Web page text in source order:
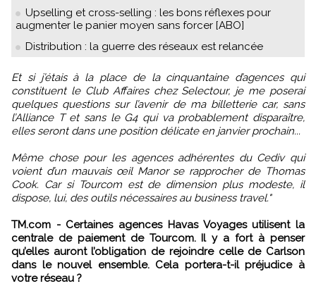
Upselling et cross-selling : les bons réflexes pour
augmenter le panier moyen sans forcer [ABO]
Distribution : la guerre des réseaux est relancée
Et si j’étais à la place de la cinquantaine d’agences qui
constituent le Club Affaires chez Selectour, je me poserai
quelques questions sur l’avenir de ma billetterie car, sans
l’Alliance T et sans le G4 qui va probablement disparaître,
elles seront dans une position délicate en janvier prochain...
Même chose pour les agences adhérentes du Cediv qui
voient d’un mauvais œil Manor se rapprocher de Thomas
Cook. Car si Tourcom est de dimension plus modeste, il
dispose, lui, des outils nécessaires au business travel."
TM.com - Certaines agences Havas Voyages utilisent la
centrale de paiement de Tourcom. Il y a fort à penser
qu’elles auront l’obligation de rejoindre celle de Carlson
dans le nouvel ensemble. Cela portera-t-il préjudice à
votre réseau ?